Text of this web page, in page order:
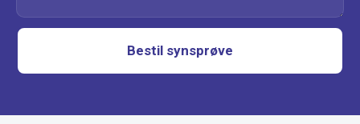
Bestil synsprøve